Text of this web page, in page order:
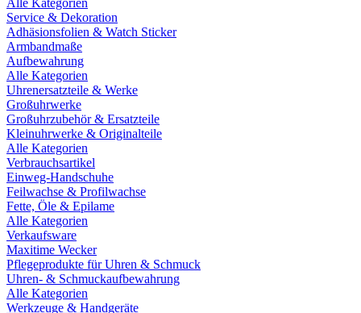
Alle Kategorien
Service & Dekoration
Adhäsionsfolien & Watch Sticker
Armbandmaße
Aufbewahrung
Alle Kategorien
Uhrenersatzteile & Werke
Großuhrwerke
Großuhrzubehör & Ersatzteile
Kleinuhrwerke & Originalteile
Alle Kategorien
Verbrauchsartikel
Einweg-Handschuhe
Feilwachse & Profilwachse
Fette, Öle & Epilame
Alle Kategorien
Verkaufsware
Maxitime Wecker
Pflegeprodukte für Uhren & Schmuck
Uhren- & Schmuckaufbewahrung
Alle Kategorien
Werkzeuge & Handgeräte